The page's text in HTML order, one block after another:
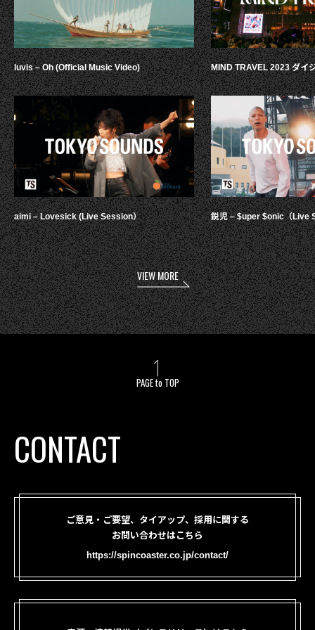
luvis – Oh (Official Music Video)
aimi – Lovesick (Live Session）
MIND TRAVEL 2023 ダイ
鋭児 – $uper $onic（Live
VIEW MORE
PAGE to TOP
CONTACT
ご意見・ご要望、タイアップ、採用に関する
お問い合わせはこちら
https://spincoaster.co.jp/contact/